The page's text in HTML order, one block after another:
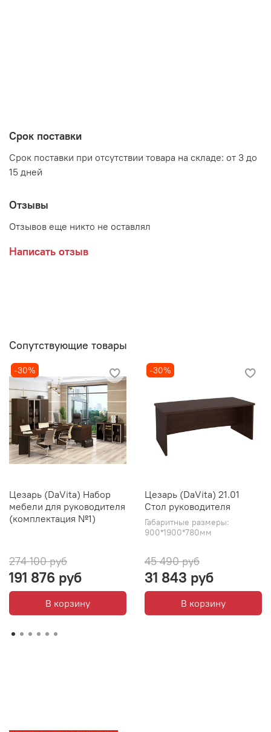
Срок поставки
Срок поставки при отсутствии товара на складе: от 3 до
15 дней
Отзывы
Отзывов еще никто не оставлял
Написать отзыв
Сопутствующие товары
-30%
Цезарь (DaVita) Набор
мебели для руководителя
(комплектация №1)
274 100 руб
191 876 руб
В корзину
-30%
Цезарь (DaVita) 21.01
Стол руководителя
Габаритные размеры:
900*1900*780мм
45 490 руб
31 843 руб
В корзину